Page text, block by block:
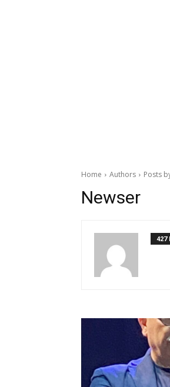
Home Authors Posts
Newser
427